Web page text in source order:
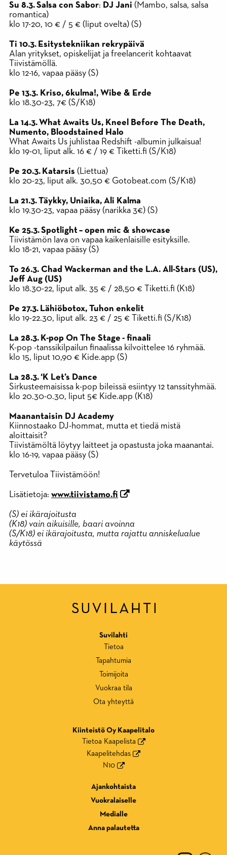
Su 8.3. Salsa con Sabor: DJ Jani (Mambo, salsa, salsa
romantica)
klo 17-20, 10 € / 5 € (liput ovelta) (S)
Ti 10.3. Esitystekniikan rekrypäivä
Alan yritykset, opiskelijat ja freelancerit kohtaavat
Tiivistämöllä.
klo 12-16, vapaa pääsy (S)
Pe 13.3. Kriso, 6kulma!, Wibe & Erde
klo 18.30-23, 7€ (S/K18)
La 14.3. What Awaits Us, Kneel Before The Death,
Numento, Bloodstained Halo
What Awaits Us juhlistaa Redshift -albumin julkaisua!
klo 19-01, liput alk. 16 € / 19 € Tiketti.fi (S/K18)
Pe 20.3. Katarsis (Liettua)
klo 20-23, liput alk. 30,50 € Gotobeat.com (S/K18)
La 21.3. Täykky, Uniaika, Ali Kalma
klo 19.30-23, vapaa pääsy (narikka 3€) (S)
Ke 25.3. Spotlight – open mic & showcase
Tiivistämön lava on vapaa kaikenlaisille esityksille.
klo 18-21, vapaa pääsy (S)
To 26.3. Chad Wackerman and the L.A. All-Stars (US),
Jeff Aug (US)
klo 18.30-22, liput alk. 35 € / 28,50 € Tiketti.fi (K18)
Pe 27.3. Lähiöbotox, Tuhon enkelit
klo 19-22.30, liput alk. 23 € / 25 € Tiketti.fi (S/K18)
La 28.3. K-pop On The Stage - finaali
K-pop -tanssikilpailun finaalissa kilvoittelee 16 ryhmää.
klo 15, liput 10,90 € Kide.app (S)
La 28.3. ‘K Let’s Dance
Sirkusteemaisissa k-pop bileissä esiintyy 12 tanssityhmää.
klo 20.30-0.30, liput 5€ Kide.app (K18)
Maanantaisin DJ Academy
Kiinnostaako DJ-hommat, mutta et tiedä mistä
aloittaisit?
Tiivistämöltä löytyy laitteet ja opastusta joka maanantai.
klo 16-19, vapaa pääsy (S)
Tervetuloa Tiivistämöön!
Lisätietoja: www.tiivistamo.fi
(S) ei ikärajoitusta
(K18) vain aikuisille, baari avoinna
(S/K18) ei ikärajoitusta, mutta rajattu anniskelualue
käytössä
Suvilahti
Tietoa
Tapahtumia
Toimijoita
Vuokraa tila
Ota yhteyttä
Kiinteistö Oy Kaapelitalo
Tietoa Kaapelista
Kaapelitehdas
N10
Ajankohtaista
Vuokralaiselle
Medialle
Anna palautetta